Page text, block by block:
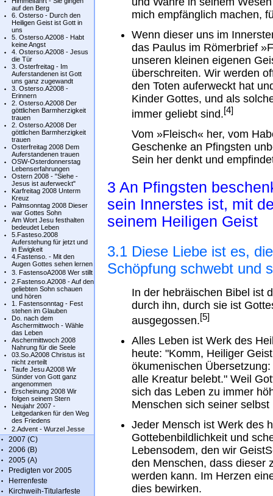
auf den Berg
6. Osterso - Durch den
Heiligen Geist ist Gott in
uns
5. Osterso.A2008 - Habt
keine Angst
4. Osterso.A2008 - Jesus
die Tür
3. Osterfreitag - Im
Auferstandenen ist Gott
uns ganz zugewandt
3. Osterso.A2008 -
Erinnern
2. Osterso.A2008 Der
göttlichen Barmherzigkeit
trauen
2. Osterso.A2008 Der
göttlichen Barmherzigkeit
trauen
Osterfreitag 2008 Dem
Auferstandenen trauen
OSW-Osterdonnerstag
Lebenserfahrungen
Ostern 2008 - "Siehe -
Jesus ist auferweckt"
Karfreitag 2008 Unterm
Kreuz
Palmsonntag 2008 Dieser
war Gottes Sohn
Am Wort Jesu festhalten
bedeudet Leben
5.Fasteso.2008
Auferstehung für jetzt und
in Ewigkeit
4.Fastenso. - Mit den
Augen Gottes sehen lernen
3. FastensoA2008 Wer stillt
2.Fastenso.A2008 - Auf den
geliebten Sohn schauen
und hören
1. Fastensonntag - Fest
stehen im Glauben
Do. nach dem
Aschermittwoch - Wähle
das Leben
Aschermittwoch 2008
Nahrung für die Seele
03.So.A2008 Christus ist
nicht zerteilt
Taufe Jesu A2008 Wir
Sünder von Gott ganz
angenommen
Erscheinung 2008 Wir
folgen seinem Stern
Neujahr 2007 -
Leitgedanken für den Weg
des Friedens
2.Advent - Wurzel Jesse
2007 (C)
2006 (B)
2005 (A)
Predigten vor 2005
Herrenfeste
Kirchweih-Titularfeste
mich empfänglich machen,
Wenn dieser uns im
das Paulus im Römerbrief
unseren kleinen eigenen
überschreiten. Wir werden
den Toten auferweckt hat
Kinder Gottes, und als
immer geliebt sind.[4]
Vom »Fleisch« her, vom
Geschenke an Pfingsten
Sein her denkt und
3 An Pfingsten
sein Innerstes ist, mit
seinem Heiligen Geist
3.1 Diese Liebe ist es,
Schöpfung schwebt und
In der hebräischen Bibel ist
durch ihn, durch sie ist
ausgegossen.[5]
Alles Leben ist Werk des
heute: "Komm, Heiliger
ökumenischen
alle Kreatur belebt." Weil
sich das Leben zu immer
Menschen sich seiner
Jeder Mensch ist Werk des
Gottebenbildlichkeit und
Lebensodem, den wir
den Menschen, dass dieser
werden kann. Im Herzen
dies bewirken.